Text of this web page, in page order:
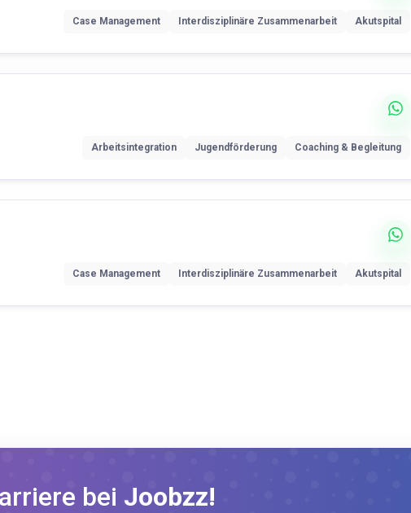
Case Management Interdisziplinäre Zusammenarbeit Akutspital
Arbeitsintegration Jugendförderung Coaching & Begleitung
Case Management Interdisziplinäre Zusammenarbeit Akutspital
bei Joobzz!